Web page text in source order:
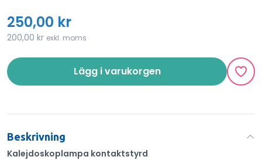
250,00 kr
200,00 kr exkl. moms
Lägg i varukorgen
Beskrivning
Kalejdoskoplampa kontaktstyrd